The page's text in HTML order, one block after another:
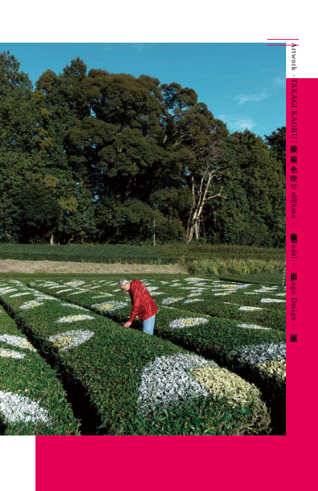
Artwork：TAKAGI KAORU「抜里の茶畑に色を咲かせる」 Photo：良知慎也 Model：山田昇 Logo Design：坂本陽一